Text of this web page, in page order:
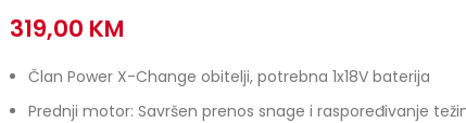
319,00 KM
Član Power X-Change obitelji, potrebna 1x18V baterija
Prednji motor: Savršen prenos snage i raspoređivanje